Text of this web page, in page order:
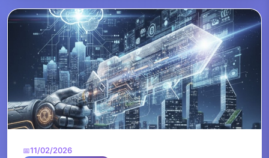
11/02/2026